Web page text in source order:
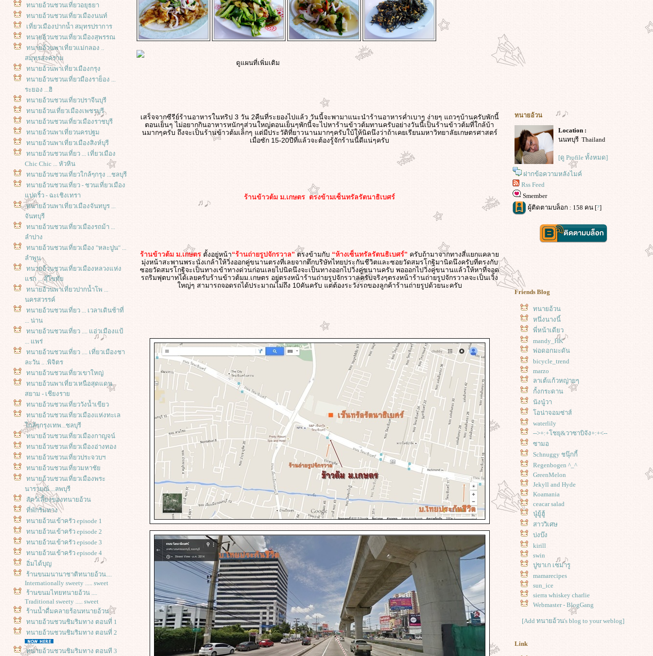
ทนายอ้วนชวนเที่ยวอยุธยา
ทนายอ้วนชวนเที่ยวเมืองนนท์
เที่ยวเมืองปากน้ำ สมุทรปราการ
ทนายอ้วนชวนเที่ยวเมืองสุพรรณ
ทนายอ้วนพาเที่ยวแม่กลอง ..
สมุทรสงคราม
ทนายอ้วนพาเที่ยวเมืองกรุง
ทนายอ้วนชวนเที่ยวมืองราย็อง ...
ระยอง ...ฮิ
ทนายอ้วนชวนเที่ยวปราจีนบุรี
ทนายอ้วนเที่ยวเมืองเพชรบุรี
ทนายอ้วนชวนเที่ยวเมืองราชบุรี
ทนายอ้วนพาเที่ยวนครปฐม
ทนายอ้วนพาเที่ยวเมืองสิงห์บุรี
ทนายอ้วนชวนเที่ยว ... เที่ยวเมือง
Chic Chic ... หัวหิน
ทนายอ้วนชวนเที่ยวใกล้ๆกรุง ...ชลบุรี
ทนายอ้วนชวนเที่ยว - ชวนเที่ยวเมือง
ปดริ้ว - ฉะเชิงเทรา
ทนายอ้วนพาเที่ยวเมืองจันทบูร ...
จันทบุรี
ทนายอ้วนชวนเที่ยวเมืองรถม้า ...
ลำปาง
ทนายอ้วนชวนเที่ยวเมือง "หละปูน" ...
ลำพูน
ทนายอ้วนชวนเที่ยวเมืองหลวงแห่ง
รก ... สุ๊โขทั
ทนายอ้วนพาเที่ยวปากน้ำโพ ...
นครสวรรค์
ทนายอ้วนชวนเที่ยว ... เวลาเดินช้าที่
... น่าน
ทนายอ้วนชวนเที่ยว .... แอ่วเมืองแป้
... แพร่
ทนายอ้วนชวนเที่ยว .... เที่ยวเมืองชา
ละวัน .. .พิจิตร
ทนายอ้วนชวนเที่ยวเขาใหญ่
ทนายอ้วนพาเที่ยวเหนือสุดแดน
สยาม - เชียงรา
ทนายอ้วนชวนเที่ยววังน้ำเขียว
ทนายอ้วนชวนเที่ยวเมืองแห่งทะเล
กล้ๆกรุงเทพ...ชลบุรี
ทนายอ้วนชวนเที่ยวเมืองกาญจน์
ทนายอ้วนชวนเที่ยวเมืองอ่างทอง
ทนายอ้วนชวนเที่ยวประจวบฯ
ทนายอ้วนชวนเที่ยวมหาชั
ทนายอ้วนชวนเที่ยวเมืองพระ
นารายณ์ ...ลพบุรี
สัตว์เลี้ยงของทนายอ้วน
ที่พักริมทาง
ทนายอ้วนเข้าครัว episode 1
ทนายอ้วนเข้าครัว episode 2
ทนายอ้วนเข้าครัว episode 3
ทนายอ้วนเข้าครัว episode 4
อิ่มได้บุญ
ร้านขนมนานาชาติทนายอ้วน....
Internationally sweety ..... sweet
ร้านขนมไทยทนายอ้วน ....
Traditional sweety ..... sweet
ร้านน้ำดื่มคลายร้อนทนายอ้วน
ทนายอ้วนชวนชิมริมทาง ตอนที่ 1
ทนายอ้วนชวนชิมริมทาง ตอนที่ 2
ทนายอ้วนชวนชิมริมทาง ตอนที 3
ดูแผนที่เพิ่มเติม
เสร็จจากซีรีย์ร้านอาหารในทริป 3 วัน 2คืนที่ระยองไปแล้ว วันนี้จะพามาแนะนำร้านอาหารค่ำเบาๆ ง่ายๆ แถวๆบ้านครับพักนี้
ตอนเย็นๆ ไม่อยากกินอาหารหนักๆส่วนใหญ่ตอนเย็นๆพักนี้จะไปหาร้านข้าวต้มทานครับอย่างวันนี้เป็นร้านข้าวต้มที่ใกล้บ้า
นมากๆครับ ถึงจะเป็นร้านข้าวต้มเล็กๆ แต่มีประวัติที่ยาวนานมากๆครับใบ้ให้นิดนึงว่าถ้าเคยเรียนมหาวิทยาลัยเกษตรศาสตร์
เมื่อซัก 15-20ปีที่แล้วจะต้องรู้จักร้านนี้ดีแน่ๆครับ
ร้านข้าวต้ม ม.เกษตร ตรงข้ามเซ็นทรัลรัตนาธิเบศร์
ร้านข้าวต้ม ม.เกษตร ตั้งอยู่หน้า“ร้านถ่ายรูปจักรวาล”ตรงข้ามกับ “ห้างเซ็นทรัลรัตนธิเบศร์” ครับถ้ามาจากทางสี่แยกแคลา
มุ่งหน้าสะพานพระนั่งเกล้าให้วิ่งออกคู่ขนานตรงที่เลยจากตึกบริษัทไทยประกันชีวิตและซอยวัดสมรโกฐิมานิดนึงครับที่ตรงกับ
ซอยวัดสมรโกฐิจะเป็นทางเข้าทางด่วนก่อนเลยไปนิดนึงจะเป็นทางออกไปวิ่งคู่ขนานครับ พอออกไปวิ่งคู่ขนานแล้วให้หาที่จอด
รถริมฟุตบาทได้เลยครับร้านข้าวต้มม.เกษตร อยู่ตรงหน้าร้านถ่ายรูปจักรวาลครับจริงๆตรงหน้าร้านถ่ายรูปจักรวาลจะเป็นเวิ้ง
หญ่ๆ สามารถจอดรถได้ประมาณไม่ถึง 10คันครับ แต่ต้องระวังรถของลูกค้าร้านถ่ายรูปด้วยนะครับ
ทนายอ้วน
Location :
นนทบุรี Thailand
[ดู Profile ทั้งหมด]
ฝากข้อความหลังไมค์
Rss Feed
Smember
ผู้ติดตามบล็อก : 158 คน [?]
Friends Blog
ทนายอ้วน
หนึ่งนางนี้
พี่หน้าเดียว
mandy_HK
พ่อดอกมะดัน
bicycle_trend
marzo
ลาเต้แก้วหญ่ายๆ
กั้งกระดาน
นังนู๋วา
อน่าจอมซ่าส์
waterlily
-->+:+โชยุ&วาซาบิจัง+:+<--
ซามอ
Schnuggy ชนุ๊กกี้
Regenbogen ^_^
GreenMelon
Jekyll and Hyde
Koamania
ceacar salad
นู๋ยู้ฮู้
สาววิเศษ
บ่งบ๊ง
kirill
swin
ปูขาเก เซมารู
mamarecipes
sun_ice
sierra whiskey charlie
Webmaster - BlogGang
[Add ทนายอ้วน's blog to your weblog]
Link